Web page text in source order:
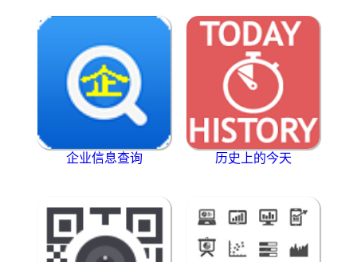
企业信息查询 历史上的今天